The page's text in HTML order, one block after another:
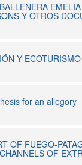
Y OTROS
Y
for an allegory
OF FUEGO-
OF